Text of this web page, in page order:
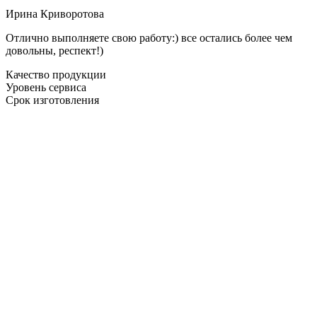
Ирина Криворотова
Отлично выполняете свою работу:) все остались более чем
довольны, респект!)
Качество продукции
Уровень сервиса
Срок изготовления